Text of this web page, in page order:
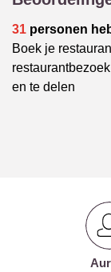
31 personen
Boek je
en te delen